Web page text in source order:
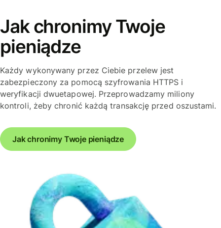
Jak chronimy Twoje
pieniądze
Każdy wykonywany przez Ciebie przelew jest
zabezpieczony za pomocą szyfrowania HTTPS i
weryfikacji dwuetapowej. Przeprowadzamy miliony
kontroli, żeby chronić każdą transakcję przed oszustami.
Jak chronimy Twoje pieniądze